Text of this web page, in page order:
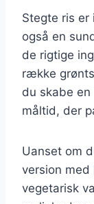
Stegte ris er
også en
de rigtige
række
du skabe
måltid, der
Uanset om
version med
vegetarisk